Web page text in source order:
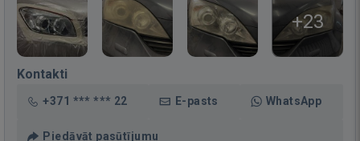
+23
Kontakti
+371 *** *** 22 E-pasts WhatsApp
Piedāvāt pasūtījumu